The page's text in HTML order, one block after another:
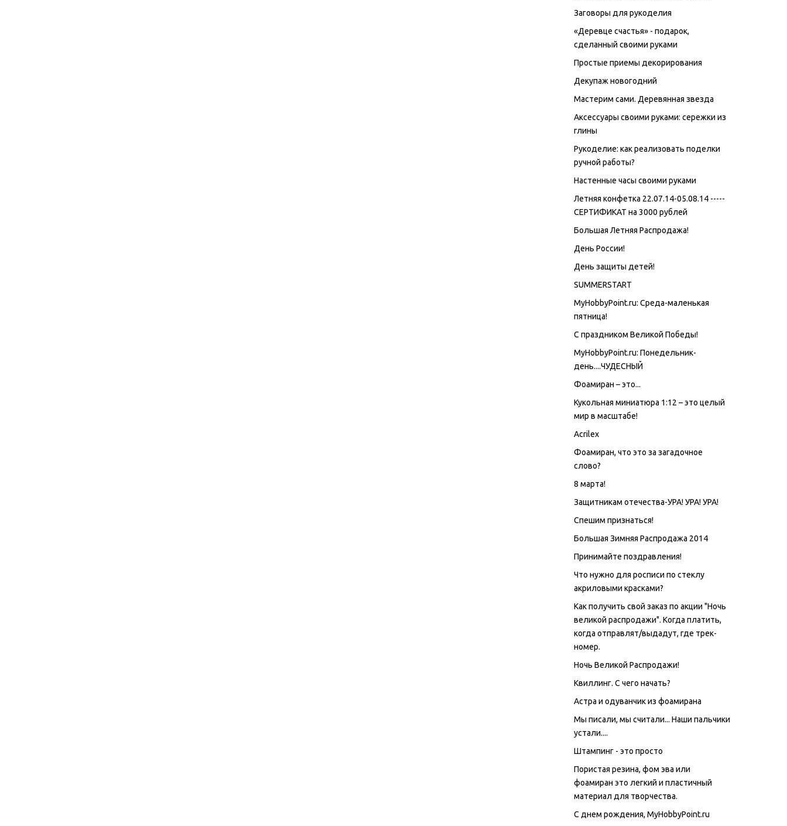
Заговоры для рукоделия
«Деревце счастья» - подарок,
сделанный своими руками
Простые приемы декорирования
Декупаж новогодний
Мастерим сами. Деревянная звезда
Аксессуары своими руками: сережки из
глины
Рукоделие: как реализовать поделки
ручной работы?
Настенные часы своими руками
Летняя конфетка 22.07.14-05.08.14 -----
СЕРТИФИКАТ на 3000 рублей
Большая Летняя Распродажа!
День России!
День защиты детей!
SUMMERSTART
MyHobbyPoint.ru: Среда-маленькая
пятница!
С праздником Великой Победы!
MyHobbyPoint.ru: Понедельник-
день....ЧУДЕСНЫЙ
Фоамиран – это...
Кукольная миниатюра 1:12 – это целый
мир в масштабе!
Acrilex
Фоамиран, что это за загадочное
слово?
8 марта!
Защитникам отечества-УРА! УРА! УРА!
Спешим признаться!
Большая Зимняя Распродажа 2014
Принимайте поздравления!
Что нужно для росписи по стеклу
акриловыми красками?
Как получить свой заказ по акции "Ночь
великой распродажи". Когда платить,
когда отправлят/выдадут, где трек-
номер.
Ночь Великой Распродажи!
Квиллинг. С чего начать?
Астра и одуванчик из фоамирана
Мы писали, мы считали... Наши пальчики
устали....
Штампинг - это просто
Пористая резина, фом эва или
фоамиран это легкий и пластичный
материал для творчества.
С днем рождения, MyHobbyPoint.ru